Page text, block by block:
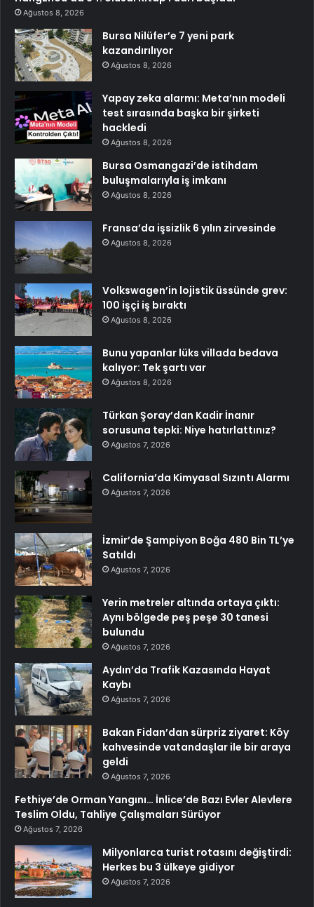
Ağustos 8, 2026
Bursa Nilüfer’e 7 yeni park
kazandırılıyor
Ağustos 8, 2026
Yapay zeka alarmı: Meta’nın modeli
test sırasında başka bir şirketi
hackledi
Ağustos 8, 2026
Bursa Osmangazi’de istihdam
buluşmalarıyla iş imkanı
Ağustos 8, 2026
Fransa’da işsizlik 6 yılın zirvesinde
Ağustos 8, 2026
Volkswagen’in lojistik üssünde grev:
100 işçi iş bıraktı
Ağustos 8, 2026
Bunu yapanlar lüks villada bedava
kalıyor: Tek şartı var
Ağustos 8, 2026
Türkan Şoray’dan Kadir İnanır
sorusuna tepki: Niye hatırlattınız?
Ağustos 7, 2026
California’da Kimyasal Sızıntı Alarmı
Ağustos 7, 2026
İzmir’de Şampiyon Boğa 480 Bin TL’ye
Satıldı
Ağustos 7, 2026
Yerin metreler altında ortaya çıktı:
Aynı bölgede peş peşe 30 tanesi
bulundu
Ağustos 7, 2026
Aydın’da Trafik Kazasında Hayat
Kaybı
Ağustos 7, 2026
Bakan Fidan’dan sürpriz ziyaret: Köy
kahvesinde vatandaşlar ile bir araya
geldi
Ağustos 7, 2026
Fethiye’de Orman Yangını… İnlice’de Bazı Evler Alevlere
Teslim Oldu, Tahliye Çalışmaları Sürüyor
Ağustos 7, 2026
Milyonlarca turist rotasını değiştirdi:
Herkes bu 3 ülkeye gidiyor
Ağustos 7, 2026